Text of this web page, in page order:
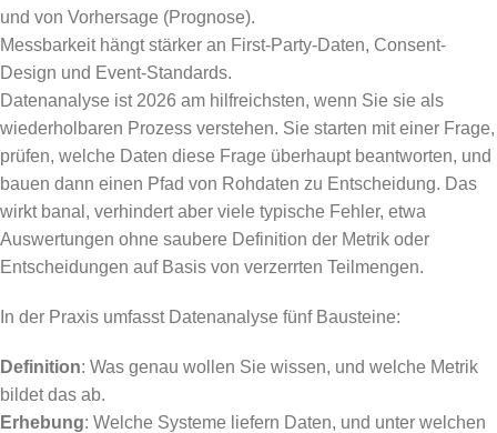
und von Vorhersage (Prognose).
Messbarkeit hängt stärker an First-Party-Daten, Consent-
Design und Event-Standards.
Datenanalyse ist 2026 am hilfreichsten, wenn Sie sie als
wiederholbaren Prozess verstehen. Sie starten mit einer Frage,
prüfen, welche Daten diese Frage überhaupt beantworten, und
bauen dann einen Pfad von Rohdaten zu Entscheidung. Das
wirkt banal, verhindert aber viele typische Fehler, etwa
Auswertungen ohne saubere Definition der Metrik oder
Entscheidungen auf Basis von verzerrten Teilmengen.
In der Praxis umfasst Datenanalyse fünf Bausteine:
Definition: Was genau wollen Sie wissen, und welche Metrik
bildet das ab.
Erhebung: Welche Systeme liefern Daten, und unter welchen